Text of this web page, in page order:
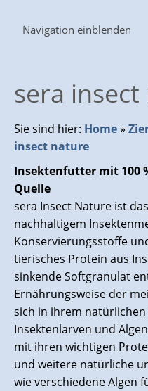
Navigation einblenden
sera
Sie sind hier: Home»
insect nature
Insektenfutter mit 100
Quelle
sera Insect Nature ist
nachhaltigem
Konservierungsstoffe
tierisches Protein aus
sinkende Softgranulat
Ernährungsweise der
sich in ihrem
Insektenlarven und
mit ihren wichtigen
und weitere natürliche
wie verschiedene Algen